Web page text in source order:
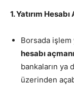
1. Yatırım
Borsada
hesabı
bankaların ya
üzerinden